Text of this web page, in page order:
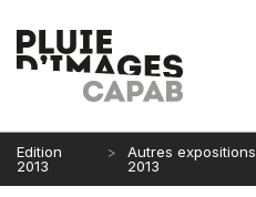
Edition
2013
Autres expositions
2013